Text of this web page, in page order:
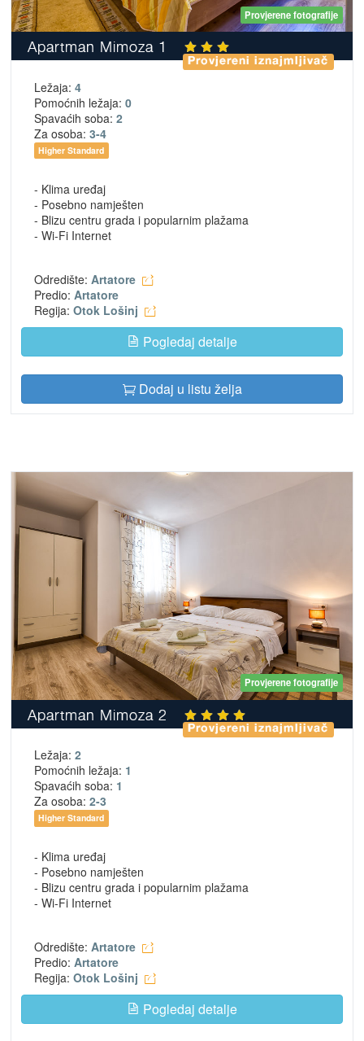
Provjerene fotografije
Apartman Mimoza 1
Provjereni iznajmljivač
Ležaja: 4
Pomoćnih ležaja: 0
Spavaćih soba: 2
Za osoba: 3-4
Higher Standard
- Klima uređaj
- Posebno namješten
- Blizu centru grada i popularnim plažama
- Wi-Fi Internet
Odredište: Artatore
Predio: Artatore
Regija: Otok Lošinj
Pogledaj detalje
Dodaj u listu želja
Provjerene fotografije
Apartman Mimoza 2
Provjereni iznajmljivač
Ležaja: 2
Pomoćnih ležaja: 1
Spavaćih soba: 1
Za osoba: 2-3
Higher Standard
- Klima uređaj
- Posebno namješten
- Blizu centru grada i popularnim plažama
- Wi-Fi Internet
Odredište: Artatore
Predio: Artatore
Regija: Otok Lošinj
Pogledaj detalje